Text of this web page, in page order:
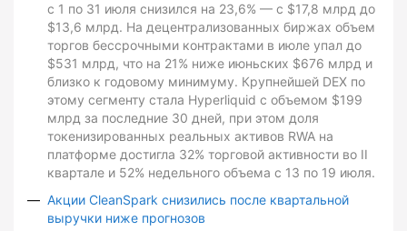
с 1 по 31 июля снизился на 23,6% — с $17,8 млрд до
$13,6 млрд. На децентрализованных биржах объем
торгов бессрочными контрактами в июле упал до
$531 млрд, что на 21% ниже июньских $676 млрд и
близко к годовому минимуму. Крупнейшей DEX по
этому сегменту стала Hyperliquid с объемом $199
млрд за последние 30 дней, при этом доля
токенизированных реальных активов RWA на
платформе достигла 32% торговой активности во II
квартале и 52% недельного объема с 13 по 19 июля.
Акции CleanSpark снизились после квартальной
выручки ниже прогнозов